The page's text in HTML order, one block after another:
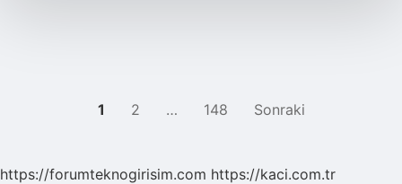
1 2 … 148 Sonraki
https://forumteknogirisim.com https://kaci.com.tr